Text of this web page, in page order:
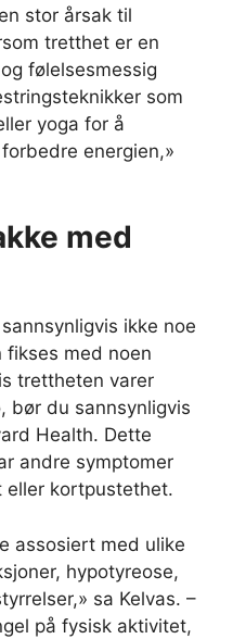
stor årsak til
tretthet er en
følelsesmessig
som
yoga for å
energien,»
med
ikke noe
fikses med noen
trettheten varer
bør du sannsynligvis
Health. Dette
andre symptomer
eller kortpustethet.
assosiert med ulike
hypotyreose,
sa Kelvas. –
på fysisk aktivitet,